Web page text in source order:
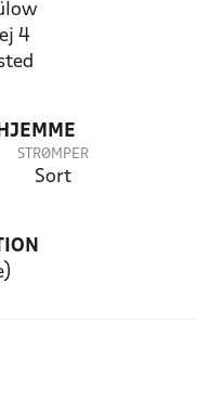
4
STRØMPER
Sort